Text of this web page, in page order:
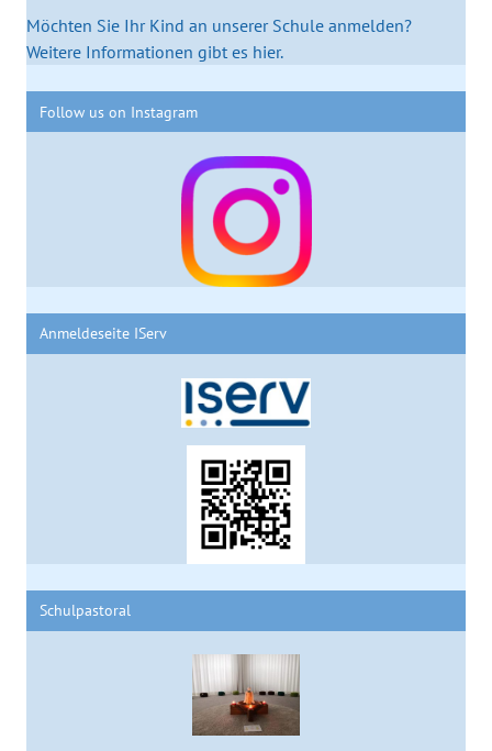
Möchten Sie Ihr Kind an unserer Schule anmelden?
Weitere Informationen gibt es hier.
Follow us on Instagram
Anmeldeseite IServ
Schulpastoral